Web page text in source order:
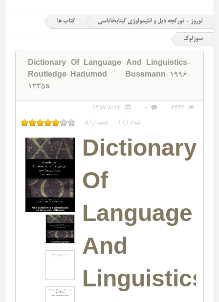
توروز - تورکجه دیل و ائتیمولوژی کیتابخاناسی کتاب ها
سوزلوک
Dictionary Of Language And Linguistics-
Routledge-Hadumod Bussmann-1996-
1335s
4446
0
1397/8/17
تعداد آرا 1 نتیجه آرا 5
Dictionary
Of
Language
And
Linguistics-